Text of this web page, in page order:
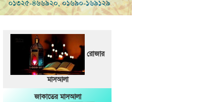
রোজার
মাসআলা
জাকাতের মাসআলা